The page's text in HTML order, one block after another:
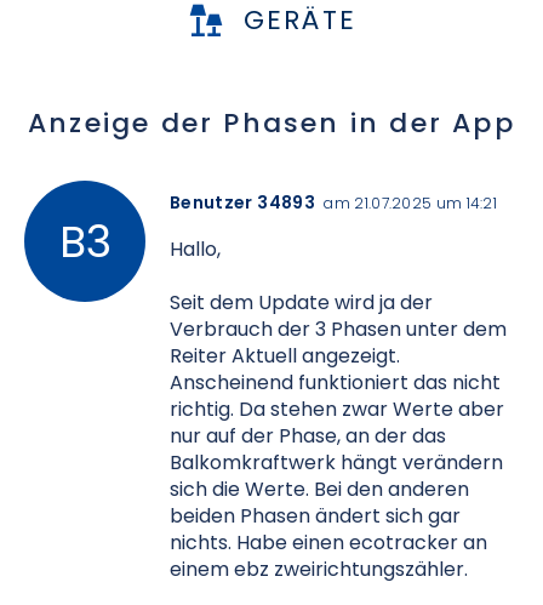
GERÄTE
Anzeige der Phasen in der App
Benutzer 34893 am 21.07.2025 um 14:21
Hallo,
Seit dem Update wird ja der
Verbrauch der 3 Phasen unter dem
Reiter Aktuell angezeigt.
Anscheinend funktioniert das nicht
richtig. Da stehen zwar Werte aber
nur auf der Phase, an der das
Balkomkraftwerk hängt verändern
sich die Werte. Bei den anderen
beiden Phasen ändert sich gar
nichts. Habe einen ecotracker an
einem ebz zweirichtungszähler.